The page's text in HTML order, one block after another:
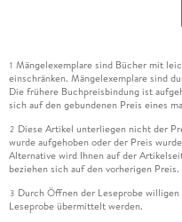
1 Mängelexemplare sind Bücher mit
einschränken. Mängelexemplare sind
Die frühere Buchpreisbindung ist
sich auf den gebundenen Preis eines
2 Diese Artikel unterliegen nicht der
wurde aufgehoben oder der Preis
Alternative wird Ihnen auf der
beziehen sich auf den vorherigen Preis.
3 Durch Öffnen der Leseprobe
Leseprobe übermittelt werden.